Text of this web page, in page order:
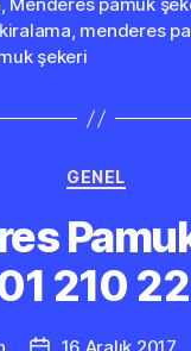
, menderes
şekeri
Kategoriler
GENEL
210